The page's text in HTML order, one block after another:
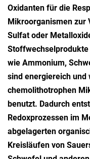
Oxidanten für die
Mikroorganismen zur
Sulfat oder
wie Ammonium,
sind energiereich und
chemolithotrophen
benutzt. Dadurch
Redoxprozessen im
abgelagerten
Kreisläufen von